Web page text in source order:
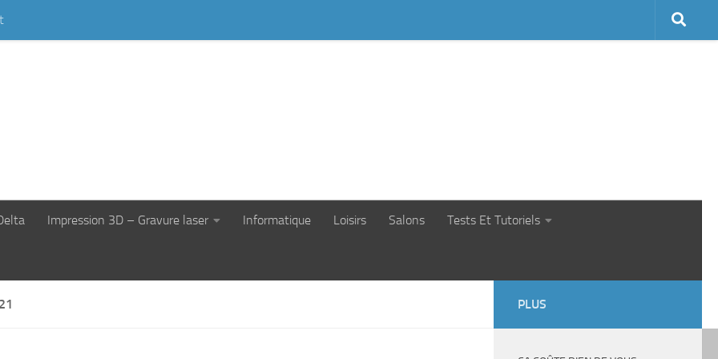
Impression 3D – Gravure laser Informatique Loisirs Salons Tests Et Tutoriels
PLUS